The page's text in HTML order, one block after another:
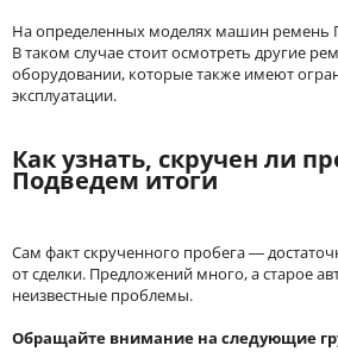
На определенных моделях машин ремень
В таком случае стоит осмотреть другие
оборудовании, которые также имеют
эксплуатации.
Как узнать, скручен ли
Подведем итоги
Сам факт скрученного пробега —
от сделки. Предложений много, а старое
неизвестные проблемы.
Обращайте внимание на следующие